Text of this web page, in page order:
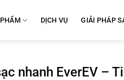
DỊCH VỤ GIẢI PHÁP
nhanh EverEV –